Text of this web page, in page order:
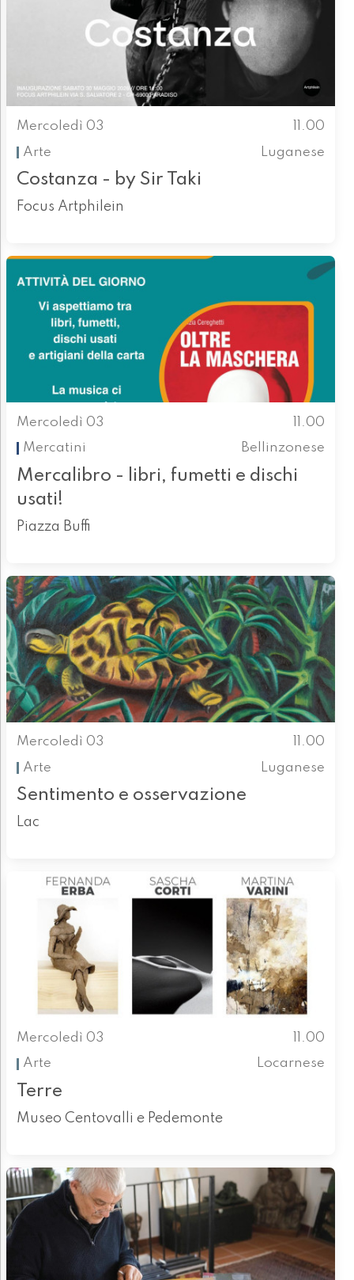
Mercoledì 03
11.00
Arte
Luganese
Costanza - by Sir Taki
Focus Artphilein
Mercoledì 03
11.00
Mercatini
Bellinzonese
Mercalibro - libri, fumetti e dischi
usati!
Piazza Buffi
Mercoledì 03
11.00
Arte
Luganese
Sentimento e osservazione
Lac
Mercoledì 03
11.00
Arte
Locarnese
Terre
Museo Centovalli e Pedemonte